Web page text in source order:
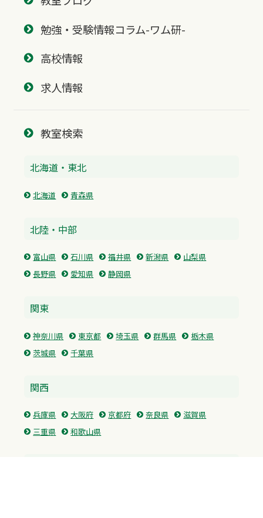
勉強・受験情報コラム-ワム研-
高校情報
求人情報
教室検索
北海道・東北
北海道 青森県
北陸・中部
富山県 石川県 福井県 新潟県
山梨県
長野県
愛知県 静岡県
関東
神奈川県 東京都 埼玉県 群馬県
栃木県
茨城県
千葉県
関西
兵庫県 大阪府 京都府 奈良県
滋賀県
三重県
和歌山県